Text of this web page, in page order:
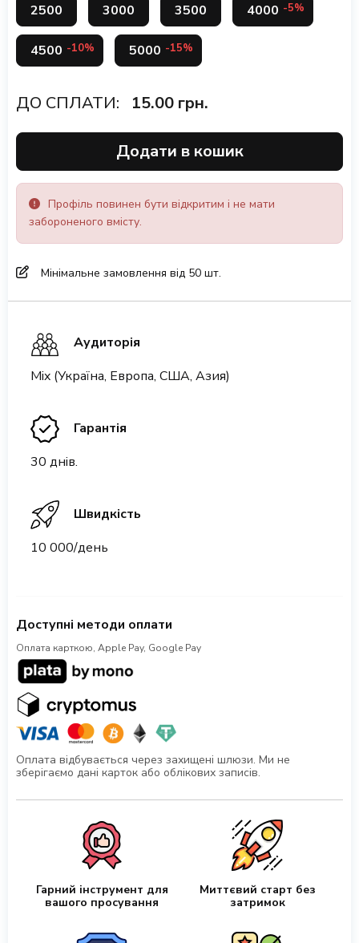
2500 3000 3500 4000 -5%
4500 -10% 5000 -15%
ДО СПЛАТИ: 15.00 грн.
Додати в кошик
Профіль повинен бути відкритим і не мати
забороненого вмісту.
Мінімальне замовлення від 50 шт.
Аудиторія
Mix (Україна, Европа, США, Азия)
Гарантія
30 днів.
Швидкість
10 000/день
Доступні методи оплати
Оплата карткою, Apple Pay, Google Pay
Оплата відбувається через захищені шлюзи. Ми не
зберігаємо дані карток або облікових записів.
Гарний інструмент для
вашого просування
Миттєвий старт без
затримок